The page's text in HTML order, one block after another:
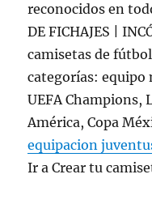
reconocidos en
DE FICHAJES |
camisetas de
categorías: equipo
UEFA Champions,
América, Copa
equipacion
Ir a Crear tu